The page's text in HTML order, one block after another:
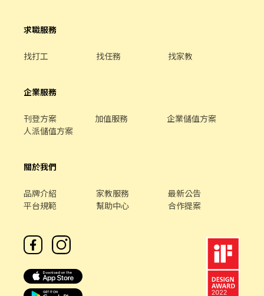
求職服務
找打工 找任務 找家教
企業服務
刊登方案 加值服務
企業儲值方案
人派儲值方案
關於我們
品牌介紹 家教服務
最新公告
平台規範
幫助中心 合作提案